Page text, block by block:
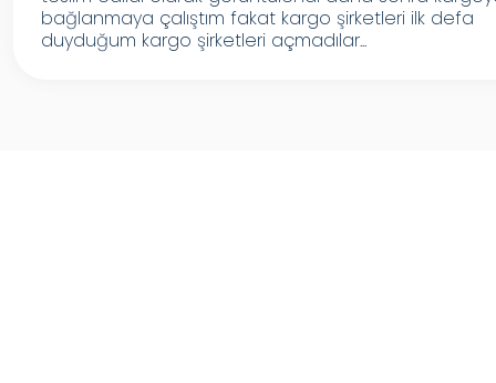
bağlanmaya çalıştım fakat kargo şirketleri ilk defa
duyduğum kargo şirketleri açmadılar...